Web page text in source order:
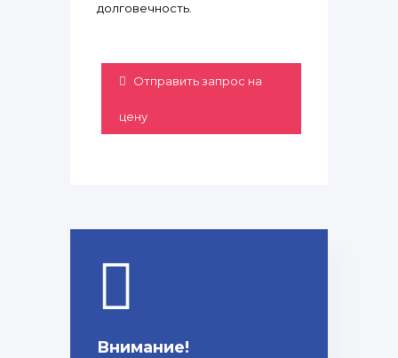
долговечность.
Отправить запрос на
цену
Внимание!